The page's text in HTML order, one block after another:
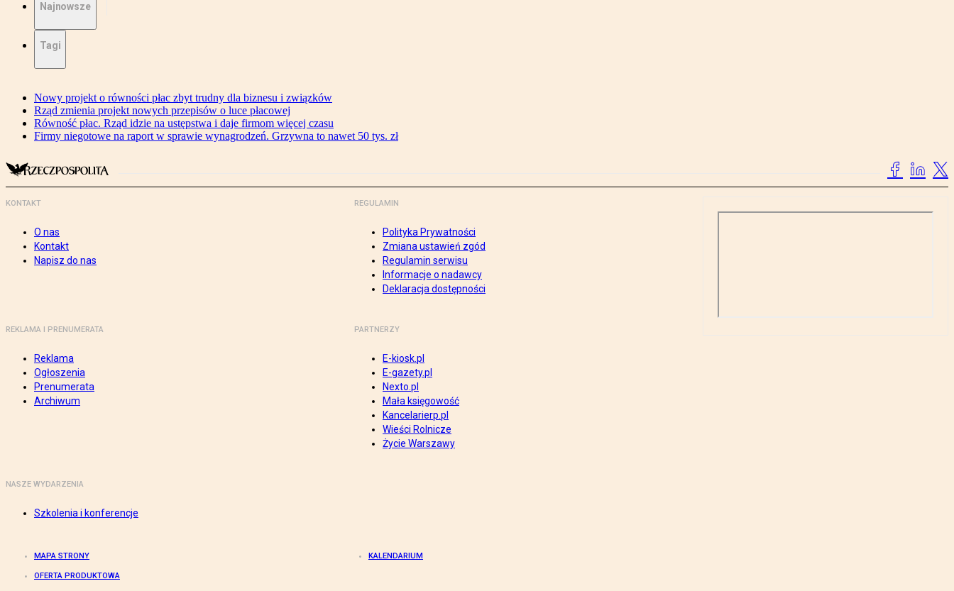
Najnowsze
Tagi
Nowy projekt o równości płac zbyt trudny dla biznesu i związków
Rząd zmienia projekt nowych przepisów o luce płacowej
Równość płac. Rząd idzie na ustępstwa i daje firmom więcej czasu
Firmy niegotowe na raport w sprawie wynagrodzeń. Grzywna to nawet 50 tys. zł
KONTAKT
O nas
Kontakt
Napisz do nas
REGULAMIN
Polityka Prywatności
Zmiana ustawień zgód
Regulamin serwisu
Informacje o nadawcy
Deklaracja dostępności
REKLAMA I PRENUMERATA
Reklama
Ogłoszenia
Prenumerata
Archiwum
PARTNERZY
E-kiosk.pl
E-gazety.pl
Nexto.pl
Mała księgowość
Kancelarierp.pl
Wieści Rolnicze
Życie Warszawy
NASZE WYDARZENIA
Szkolenia i konferencje
MAPA STRONY KALENDARIUM
OFERTA PRODUKTOWA